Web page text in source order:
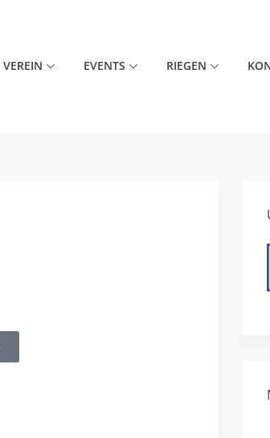
VEREIN EVENTS RIEGEN